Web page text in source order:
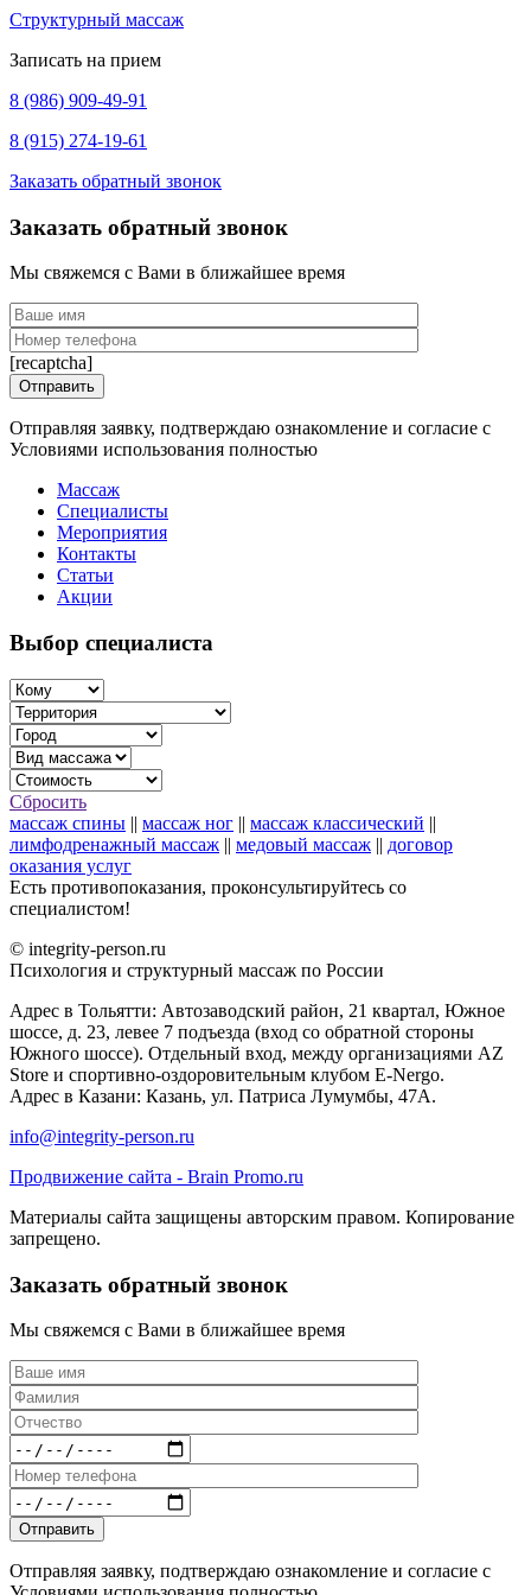
Структурный массаж
Записать на прием
8 (986) 909-49-91
8 (915) 274-19-61
Заказать обратный звонок
Заказать обратный звонок
Мы свяжемся с Вами в ближайшее время
[recaptcha]
Отправляя заявку, подтверждаю ознакомление и согласие с
Условиями использования полностью
Массаж
Специалисты
Мероприятия
Контакты
Статьи
Акции
Выбор специалиста
Сбросить
массаж спины || массаж ног || массаж классический ||
лимфодренажный массаж || медовый массаж || договор
оказания услуг
Есть противопоказания, проконсультируйтесь со
специалистом!
© integrity-person.ru
Психология и структурный массаж по России
Адрес в Тольятти: Автозаводский район, 21 квартал, Южное
шоссе, д. 23, левее 7 подъезда (вход со обратной стороны
Южного шоссе). Отдельный вход, между организациями AZ
Store и спортивно-оздоровительным клубом E-Nergo.
Адрес в Казани: Казань, ул. Патриса Лумумбы, 47А.
info@integrity-person.ru
Продвижение сайта - Brain Promo.ru
Материалы сайта защищены авторским правом. Копирование
запрещено.
Заказать обратный звонок
Мы свяжемся с Вами в ближайшее время
Отправляя заявку, подтверждаю ознакомление и согласие с